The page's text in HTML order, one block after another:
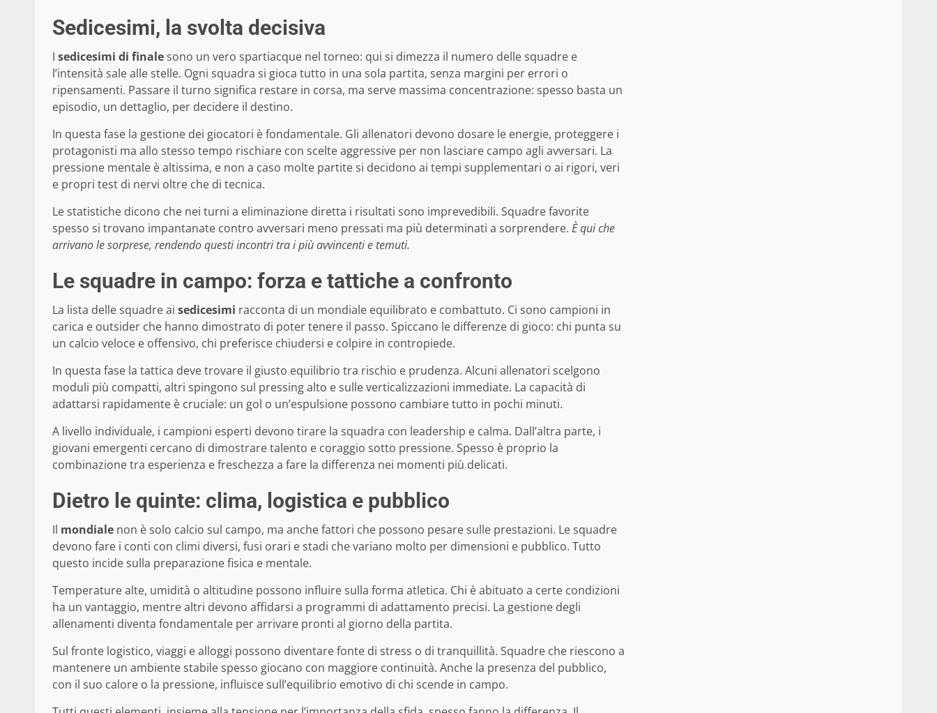
Sedicesimi, la svolta decisiva
I sedicesimi di finalesono un vero spartiacque nel torneo: qui si dimezza il numero delle squadre e
l’intensità sale alle stelle. Ogni squadra si gioca tutto in una sola partita, senza margini per errori o
ripensamenti. Passare il turno significa restare in corsa, ma serve massima concentrazione: spesso basta un
episodio, un dettaglio, per decidere il destino.
In questa fase la gestione dei giocatori è fondamentale. Gli allenatori devono dosare le energie, proteggere i
protagonisti ma allo stesso tempo rischiare con scelte aggressive per non lasciare campo agli avversari. La
pressione mentale è altissima, e non a caso molte partite si decidono ai tempi supplementari o ai rigori, veri
e propri test di nervi oltre che di tecnica.
Le statistiche dicono che nei turni a eliminazione diretta i risultati sono imprevedibili. Squadre favorite
spesso si trovano impantanate contro avversari meno pressati ma più determinati a sorprendere. È qui che
arrivano le sorprese, rendendo questi incontri tra i più avvincenti e temuti.
Le squadre in campo: forza e tattiche a confronto
La lista delle squadre ai sedicesimi racconta di un mondiale equilibrato e combattuto. Ci sono campioni in
carica e outsider che hanno dimostrato di poter tenere il passo. Spiccano le differenze di gioco: chi punta su
un calcio veloce e offensivo, chi preferisce chiudersi e colpire in contropiede.
In questa fase la tattica deve trovare il giusto equilibrio tra rischio e prudenza. Alcuni allenatori scelgono
moduli più compatti, altri spingono sul pressing alto e sulle verticalizzazioni immediate. La capacità di
adattarsi rapidamente è cruciale: un gol o un’espulsione possono cambiare tutto in pochi minuti.
A livello individuale, i campioni esperti devono tirare la squadra con leadership e calma. Dall’altra parte, i
giovani emergenti cercano di dimostrare talento e coraggio sotto pressione. Spesso è proprio la
combinazione tra esperienza e freschezza a fare la differenza nei momenti più delicati.
Dietro le quinte: clima, logistica e pubblico
Il mondiale non è solo calcio sul campo, ma anche fattori che possono pesare sulle prestazioni. Le squadre
devono fare i conti con climi diversi, fusi orari e stadi che variano molto per dimensioni e pubblico. Tutto
questo incide sulla preparazione fisica e mentale.
Temperature alte, umidità o altitudine possono influire sulla forma atletica. Chi è abituato a certe condizioni
ha un vantaggio, mentre altri devono affidarsi a programmi di adattamento precisi. La gestione degli
allenamenti diventa fondamentale per arrivare pronti al giorno della partita.
Sul fronte logistico, viaggi e alloggi possono diventare fonte di stress o di tranquillità. Squadre che riescono a
mantenere un ambiente stabile spesso giocano con maggiore continuità. Anche la presenza del pubblico,
con il suo calore o la pressione, influisce sull’equilibrio emotivo di chi scende in campo.